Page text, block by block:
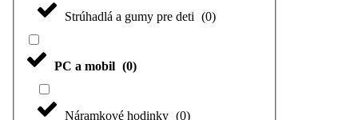
Strúhadlá a gumy pre deti (0)
PC a mobil (0)
Náramkové hodinky (0)